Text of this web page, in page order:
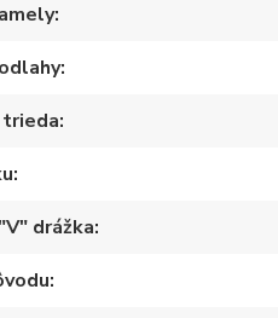
trieda
drážka